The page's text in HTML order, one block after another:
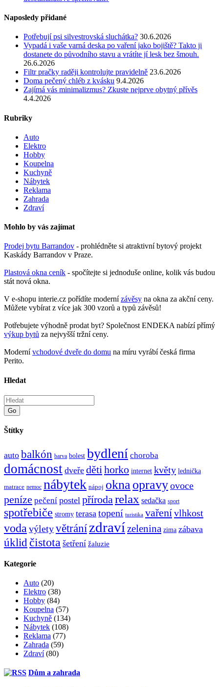
Naposledy přidané
Potřebují psi silvestrovská sluchátka? 30.6.2026
Vypadá i vaše varná deska po vaření jako bojiště? Takto ji
dostanete do původního stavu a vrátíte jí lesk bez šmouh.
26.6.2026
Filtr pračky raději kontrolujte pravidelně 23.6.2026
Doma pečený chléb z kvásku 9.4.2026
Zajímá vás minimalizmus? Zkuste nejprve obytný přívěs
4.4.2026
Rubriky
Auto
Elektro
Hobby
Koupelna
Kuchyně
Nábytek
Reklama
Zahrada
Zdraví
Mohlo by vás zajímat
Prodej bytu Barrandov - prohlédněte si atraktivní bytový projekt
Kaskády Barrandov v Praze.
Plastová okna ceník - spočítejte si jednoduše online, kolik vás budou
stát nová okna.
V e-shopu interie.cz pořídíte moderní závěsy na okna za akční ceny.
Můžete vybírat z více jak 300 vzorů a typů závěsů!
Potřebujete výhodně prodat byt? Společnost ENDEKA nabízí přímý
výkup bytů za nejvyšší tržní ceny.
Moderní vchodové dveře do domu na míru vyrábí česká firma
Perito.
Hledat
Go
Štítky
auto balkón barva bolest bydlení choroba
domácnost dveře děti horko internet květy lednička
matrace nemoc nábytek nápoj okna opravyovoce
peníze pečení postel příroda relax sedačka sport
spotřebiče stromy terasa topení turistika vařenívlhkost
voda výletyvětránízdraví zelenina zima zábava
úklid čistota šetření žaluzie
Kategorie
Auto (20)
Elektro (38)
Hobby (84)
Koupelna (57)
Kuchyně (134)
Nábytek (108)
Reklama (77)
Zahrada (59)
Zdraví(80)
Dům a zahrada